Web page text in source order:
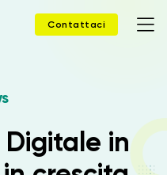
Contattaci
in